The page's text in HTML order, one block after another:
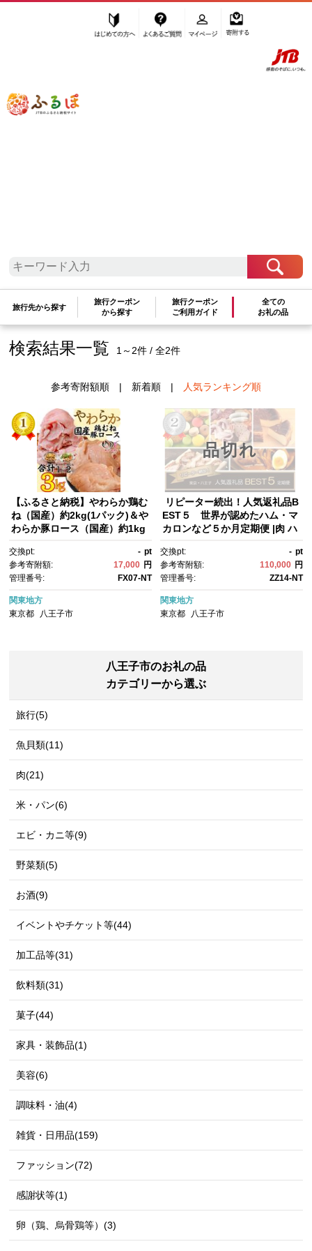
ふるぽ JTBのふるさと納税サイト
旅行先から探す
旅行クーポン
から探す
旅行クーポン
ご利用ガイド
全ての
お礼の品
検索結果一覧 1～2件 / 全2件
参考寄附額順| 新着順| 人気ランキング順
【ふるさと納税】やわらか鶏む
ね（国産）約2kg(1パック)＆や
わらか豚ロース（国産）約1kg
産 送料無料 東京 八王子
交換pt: - pt
参考寄附額:
17,000 円
管理番号:
FX07-NT
関東地方
東京都
八王子市
品切れ
リピーター続出！人気返礼品B
EST５ 世界が認めたハム・マ
カロンなど５か月定期便 |肉 ハ
ルメ 送料無料 東京 八王子
交換pt: - pt
参考寄附額:
110,000 円
管理番号:
ZZ14-NT
関東地方
東京都
八王子市
八王子市のお礼の品
カテゴリーから選ぶ
旅行(5)
魚貝類(11)
肉(21)
米・パン(6)
エビ・カニ等(9)
野菜類(5)
お酒(9)
イベントやチケット等(44)
加工品等(31)
飲料類(31)
菓子(44)
家具・装飾品(1)
美容(6)
調味料・油(4)
雑貨・日用品(159)
ファッション(72)
感謝状等(1)
卵（鶏、烏骨鶏等）(3)